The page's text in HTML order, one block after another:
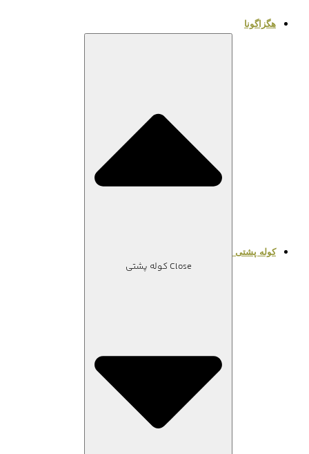
هگزاگونا
کوله پشتی
Close کوله پشتی